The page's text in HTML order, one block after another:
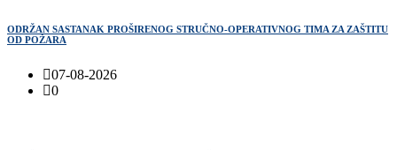
ODRŽAN SASTANAK PROŠIRENOG STRUČNO-OPERATIVNOG TIMA ZA ZAŠTITU
OD POŽARA
07-08-2026
0